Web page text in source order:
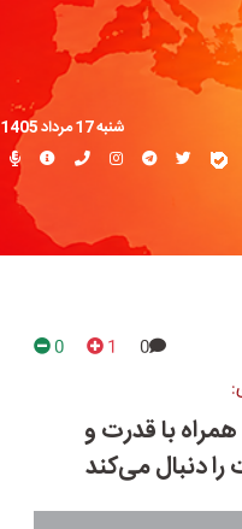
شنبه 17 مرداد 1405
0
1
0
با قدرت و
را دنبال می‌کند